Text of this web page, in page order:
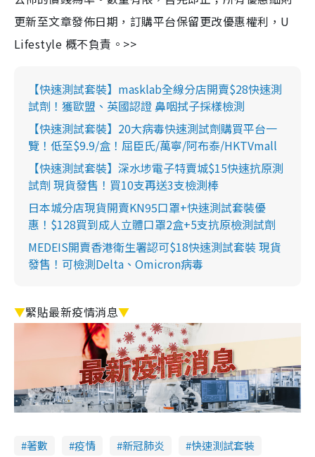
更新至文章發佈日期，訂購平台保留更改優惠權利，U
Lifestyle 概不負責。>>
【快速測試套裝】masklab全線分店開賣$28快速測
試劑！獲歐盟、英國認證 鼻咽拭子採樣檢測
【快速測試套裝】20大病毒快速測試劑購買平台一
覽！低至$9.9/盒！屈臣氏/萬寧/阿布泰/HKTVmall
【快速測試套裝】深水埗電子特賣城$15快速抗原測
試劑 現貨發售！買10支再送3支檢測棒
日本城分店現貨開賣KN95口罩+快速測試套裝優
惠！$128買到成人立體口罩2盒+5支抗原檢測試劑
MEDEIS開賣香港衛生署認可$18快速測試套裝 現貨
發售！可檢測Delta、Omicron病毒
▼緊貼最新疫情消息▼
著數 疫情 新冠肺炎
快速測試套裝